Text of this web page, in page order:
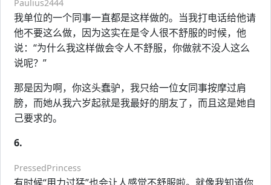
Paulius2444
我单位的一个同事一直都是这样做的。当我打电话给他请
他不要这么做，因为这实在是令人很不舒服的时候，他
说：“为什么我这样做会令人不舒服，你做就不没人这么
说呢？”
那是因为啊，你这头蠢驴，我只给一位女同事按摩过肩
膀，而她从我六岁起就是我最好的朋友了，而且这是她自
己要求的。
6.
PressedPrincess